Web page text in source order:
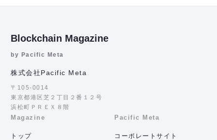
Blockchain Magazine
by Pacific Meta
株式会社Pacific Meta
〒105-0014
東京都港区芝２丁目２番１２号
浜松町ＰＲＥＸ８階
Magazine
トップ
Pacific Meta
コーポレートサイト